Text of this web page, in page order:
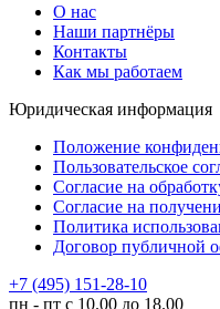
О нас
Наши партнёры
Контакты
Как мы работаем
Юридическая информация
Положение
Пользовательское
Согласие на
Согласие на
Политика
Договор публичной
+7 (495) 151-28-10
пн - пт с 10.00 до 18.00